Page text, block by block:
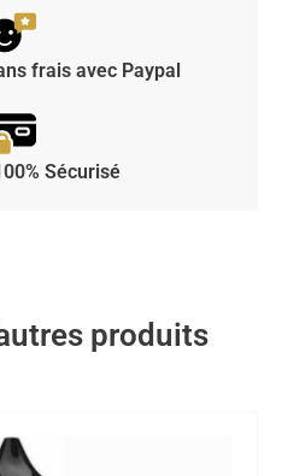
frais avec Paypal
Sécurisé
produits